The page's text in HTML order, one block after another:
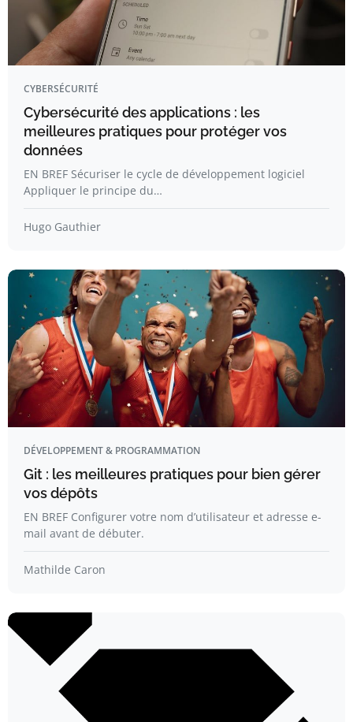
CYBERSÉCURITÉ
Cybersécurité des applications : les
meilleures pratiques pour protéger vos
données
EN BREF Sécuriser le cycle de développement logiciel
Appliquer le principe du…
Hugo Gauthier
DÉVELOPPEMENT & PROGRAMMATION
Git : les meilleures pratiques pour bien gérer
vos dépôts
EN BREF Configurer votre nom d’utilisateur et adresse e-
mail avant de débuter.
Mathilde Caron